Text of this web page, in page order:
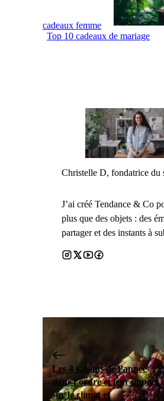
cadeaux femme
Top 10 cadeaux de mariage
Christelle D, fondatrice du
J’ai créé Tendance & Co
plus que des objets : des
partager et des instants à
Les 4 saisons de l’année
dans l’ordre et leur impact
sur le climat et